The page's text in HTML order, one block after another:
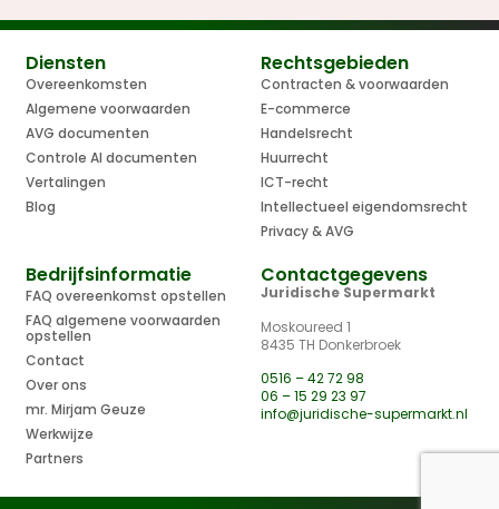
Diensten
Overeenkomsten
Algemene voorwaarden
AVG documenten
Controle AI documenten
Vertalingen
Blog
Rechtsgebieden
Contracten & voorwaarden
E-commerce
Handelsrecht
Huurrecht
ICT-recht
Intellectueel eigendomsrecht
Privacy & AVG
Bedrijfsinformatie
FAQ overeenkomst opstellen
FAQ algemene voorwaarden
opstellen
Contact
Over ons
mr. Mirjam Geuze
Werkwijze
Partners
Contactgegevens
Juridische Supermarkt
Moskoureed 1
8435 TH Donkerbroek
0516 – 42 72 98
06 – 15 29 23 97
info@juridische-supermarkt.nl